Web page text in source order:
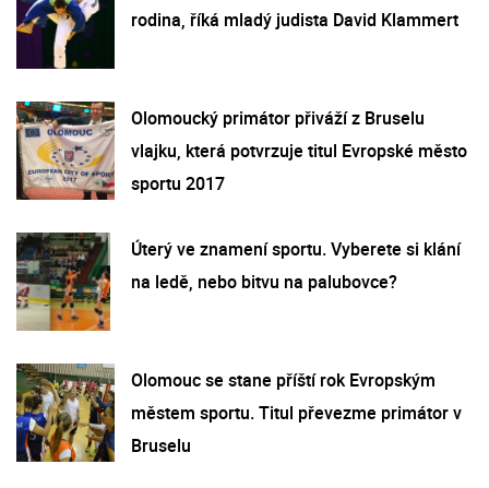
rodina, říká mladý judista David Klammert
Olomoucký primátor přiváží z Bruselu
vlajku, která potvrzuje titul Evropské město
sportu 2017
Úterý ve znamení sportu. Vyberete si klání
na ledě, nebo bitvu na palubovce?
Olomouc se stane příští rok Evropským
městem sportu. Titul převezme primátor v
Bruselu